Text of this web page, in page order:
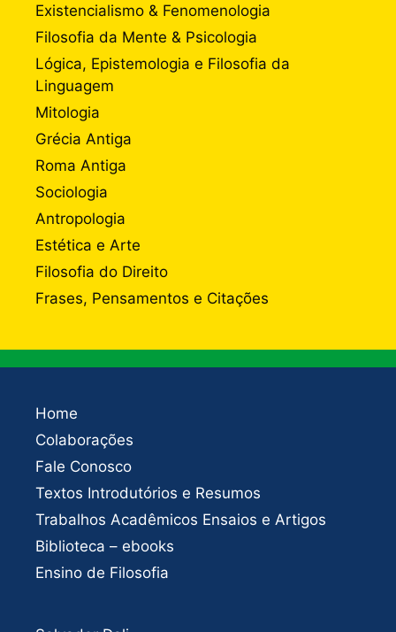
Existencialismo & Fenomenologia
Filosofia da Mente & Psicologia
Lógica, Epistemologia e Filosofia da
Linguagem
Mitologia
Grécia Antiga
Roma Antiga
Sociologia
Antropologia
Estética e Arte
Filosofia do Direito
Frases, Pensamentos e Citações
Home
Colaborações
Fale Conosco
Textos Introdutórios e Resumos
Trabalhos Acadêmicos Ensaios e Artigos
Biblioteca – ebooks
Ensino de Filosofia